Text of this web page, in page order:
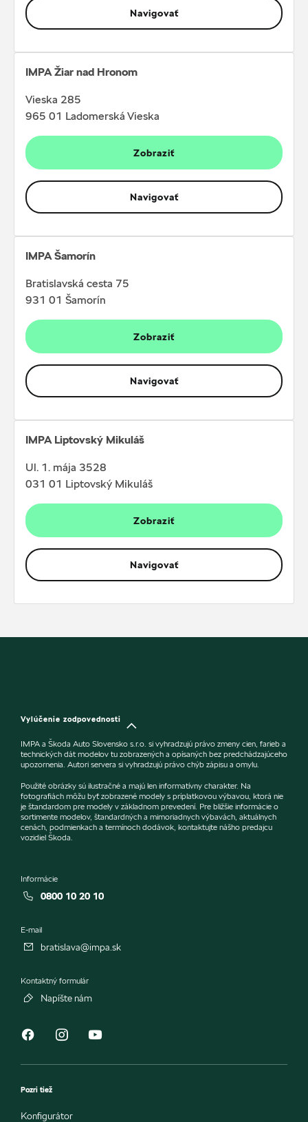
Navigovať
IMPA Žiar nad Hronom
Vieska 285
965 01 Ladomerská Vieska
Zobraziť
Navigovať
IMPA Šamorín
Bratislavská cesta 75
931 01 Šamorín
Zobraziť
Navigovať
IMPA Liptovský Mikuláš
Ul. 1. mája 3528
031 01 Liptovský Mikuláš
Zobraziť
Navigovať
Vylúčenie zodpovednosti
IMPA a Škoda Auto Slovensko s.r.o. si vyhradzujú právo zmeny cien, farieb a
technických dát modelov tu zobrazených a opísaných bez predchádzajúceho
upozornenia. Autori servera si vyhradzujú právo chýb zápisu a omylu.
Použité obrázky sú ilustračné a majú len informatívny charakter. Na
fotografiách môžu byť zobrazené modely s príplatkovou výbavou, ktorá nie
je štandardom pre modely v základnom prevedení. Pre bližšie informácie o
sortimente modelov, štandardných a mimoriadnych výbavách, aktuálnych
cenách, podmienkach a termínoch dodávok, kontaktujte nášho predajcu
vozidiel Škoda.
Informácie
0800 10 20 10
E-mail
bratislava@impa.sk
Kontaktný formulár
Napíšte nám
Pozri tiež
Konfigurátor